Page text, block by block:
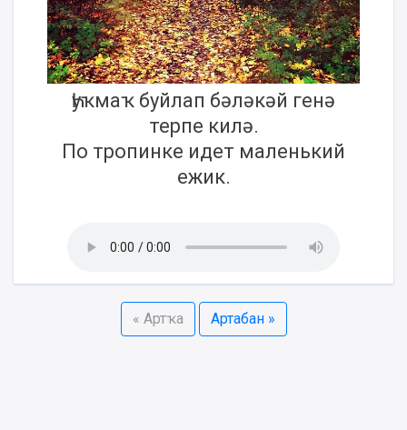
Һуҡмаҡ буйлап бәләкәй генә
терпе килә.
По тропинке идет маленький
ежик.
« Артҡа Артабан »